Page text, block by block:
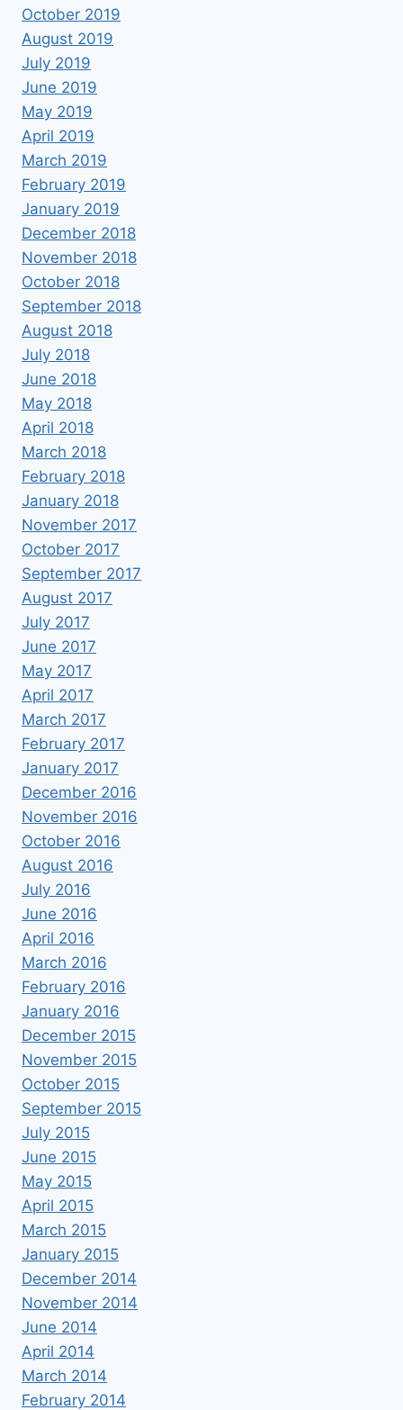
October 2019
August 2019
July 2019
June 2019
May 2019
April 2019
March 2019
February 2019
January 2019
December 2018
November 2018
October 2018
September 2018
August 2018
July 2018
June 2018
May 2018
April 2018
March 2018
February 2018
January 2018
November 2017
October 2017
September 2017
August 2017
July 2017
June 2017
May 2017
April 2017
March 2017
February 2017
January 2017
December 2016
November 2016
October 2016
August 2016
July 2016
June 2016
April 2016
March 2016
February 2016
January 2016
December 2015
November 2015
October 2015
September 2015
July 2015
June 2015
May 2015
April 2015
March 2015
January 2015
December 2014
November 2014
June 2014
April 2014
March 2014
February 2014